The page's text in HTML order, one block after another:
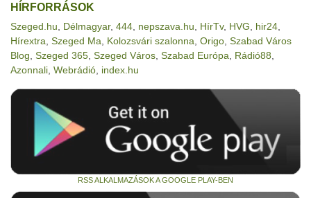
HÍRFORRÁSOK
Szeged.hu Délmagyar, 444 nepszava.hu HírTv, HVG hir24
Hírextra Szeged Ma Kolozsvári szalonna Origo Szabad Város
Blog Szeged 365 Szeged Város Szabad Európa Rádió88
Azonnali Webrádió index.hu
RSS ALKALMAZÁSOK A GOOGLE PLAY-BEN